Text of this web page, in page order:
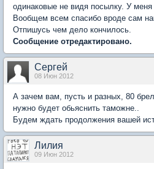
одинаковые не видя посылку. У
Вообщем всем спасибо вроде сам
Отпишусь чем дело кончилось.
Сообщение отредактировано.
Сергей
08 Июн 2012
А зачем вам, пусть и разных, 80
нужно будет обьяснить таможне..
Будем ждать продолжения вашей
Лилия
09 Июн 2012